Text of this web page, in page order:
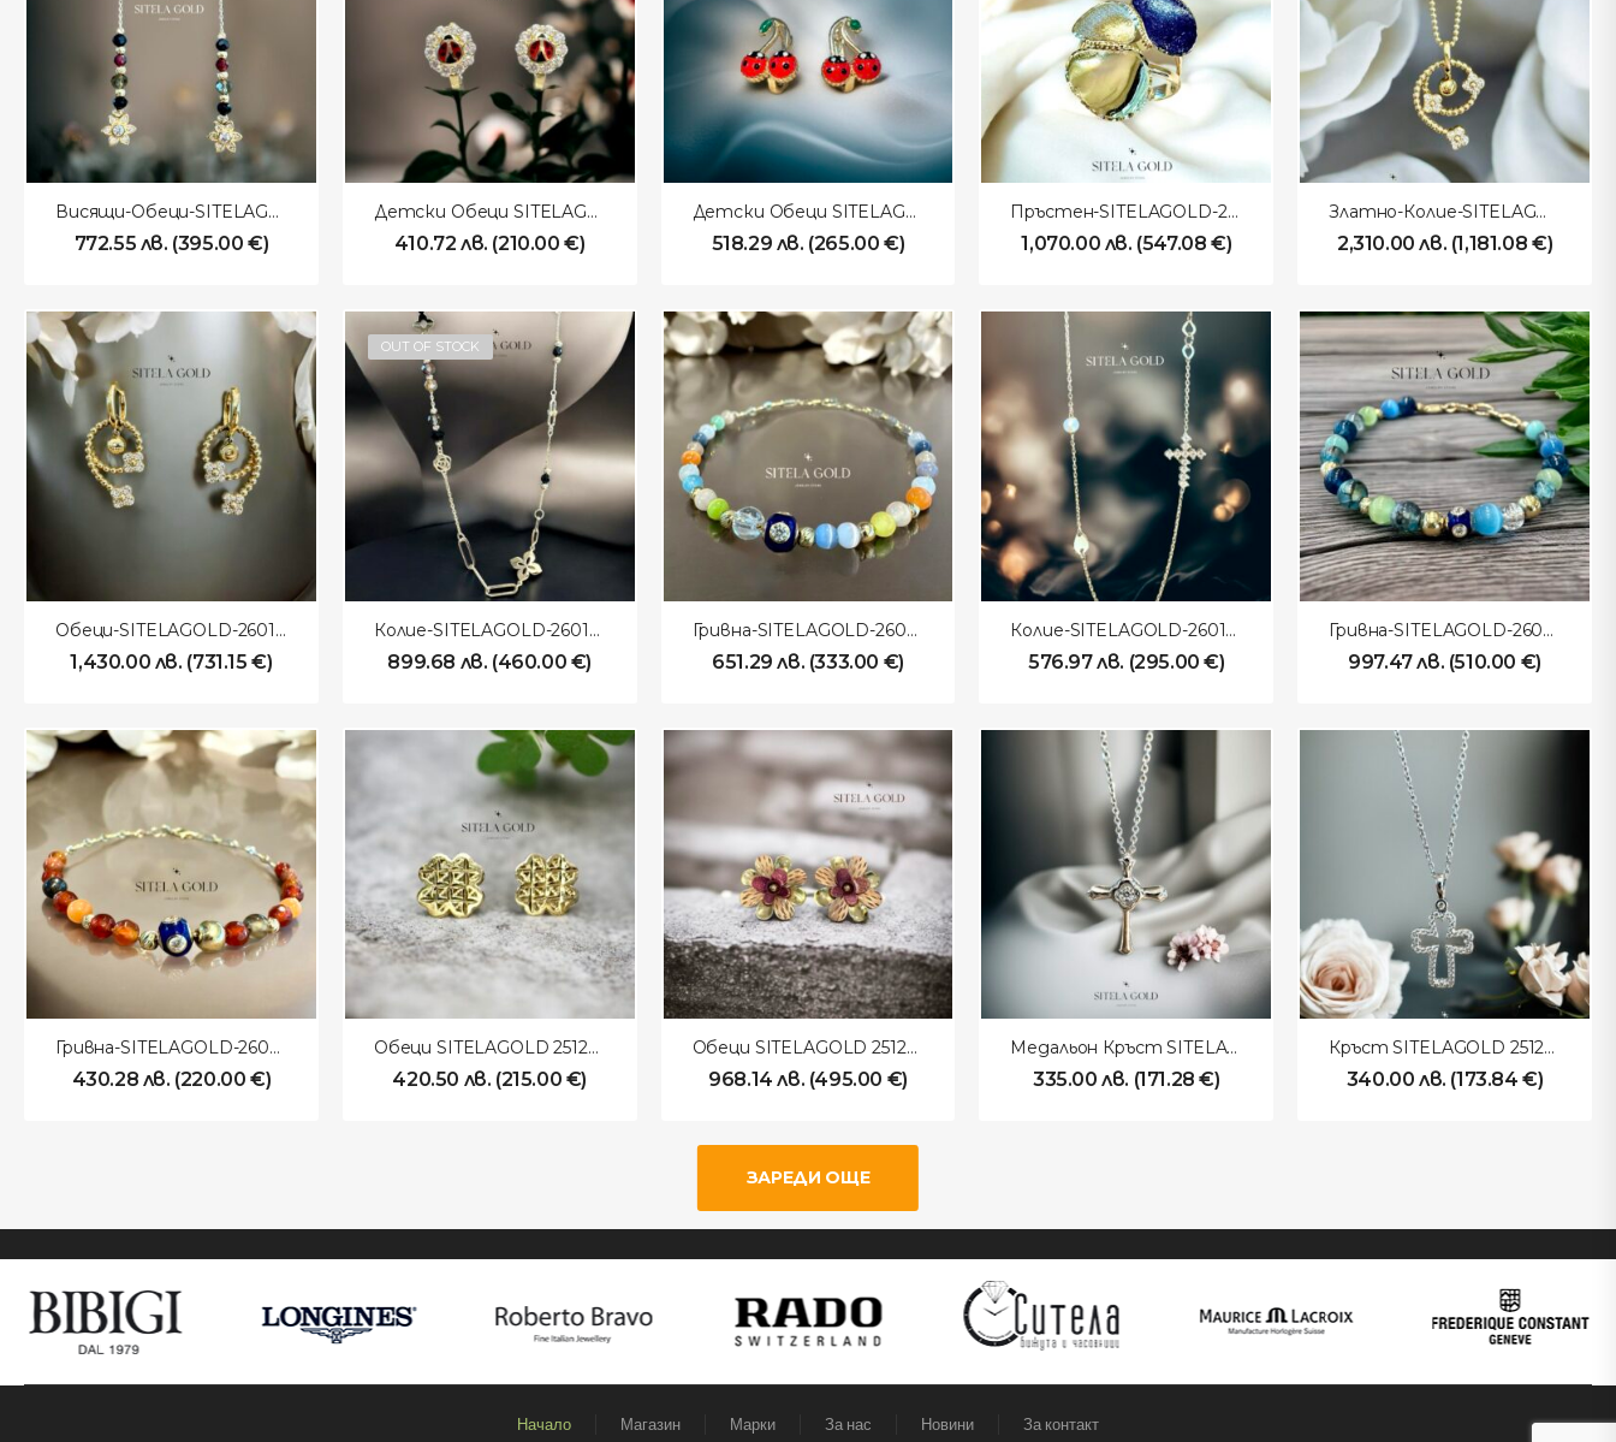
Висящи-Обеци-SITELAGOLD-260111
772.55 лв. (395.00 €)
Детски Обеци SITELAGOLD 260110
410.72лв. (210.00€)
Детски Обеци SITELAGOLD 260109
518.29 лв. (265.00€)
Пръстен-SITELAGOLD-270108
1,070.00 лв. (547.08 €)
Златно-Колие-SITELAGOLD-260107
2,310.00лв. (1,181.08 €)
Обеци-SITELAGOLD-260106
1,430.00 лв. (731.15€)
OUT OF STOCK
Колие-SITELAGOLD-260104
899.68 лв. (460.00 €)
Гривна-SITELAGOLD-260105
651.29лв. (333.00 €)
Колие-SITELAGOLD-260103
576.97лв. (295.00€)
Гривна-SITELAGOLD-260102
997.47лв. (510.00 €)
Гривна-SITELAGOLD-260101
430.28 лв. (220.00 €)
Обеци SITELAGOLD 251207
420.50 лв. (215.00 €)
Обеци SITELAGOLD 251205
968.14лв. (495.00 €)
Медальон Кръст SITELAGOLD 251204
335.00лв. (171.28€)
Кръст SITELAGOLD 251203
340.00 лв. (173.84€)
ЗАРЕДИ ОЩЕ
Начало Магазин Марки За нас Новини За контакт